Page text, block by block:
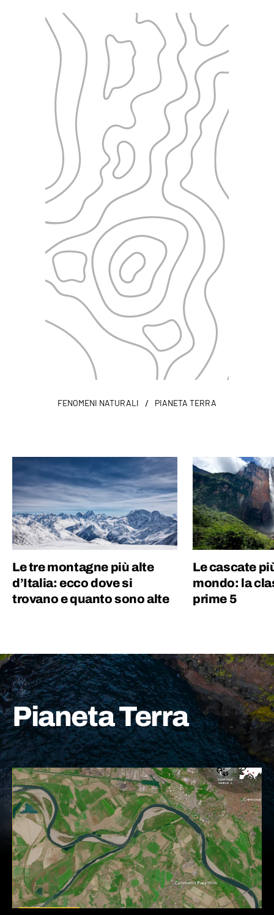
FENOMENI NATURALI / PIANETA TERRA
Le tre montagne più alte
d’Italia: ecco dove si
trovano e quanto sono alte
Le cascate
mondo: la
prime 5
Pianeta Terra